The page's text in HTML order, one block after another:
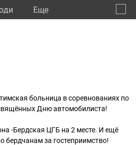
Eще
больница в соревнованиях по
Дню автомобилиста!
-Бердская ЦГБ на 2 месте. И ещё
бердчанам за гостеприимство!